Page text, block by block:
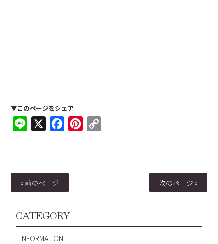
▼このページをシェア
Line FacebookPinterest
« 前のページ 次のページ »
CATEGORY
INFORMATION